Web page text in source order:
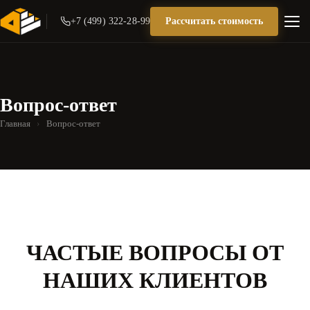
+7 (499) 322-28-99 Рассчитать стоимость
Вопрос-ответ
Главная › Вопрос-ответ
ЧАСТЫЕ ВОПРОСЫ ОТ
НАШИХ КЛИЕНТОВ